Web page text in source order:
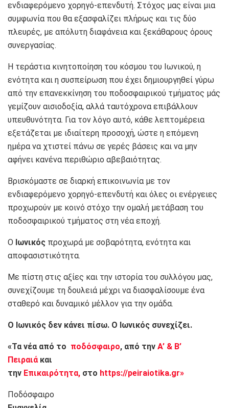
ενδιαφερόμενο χορηγό-επενδυτή. Στόχος μας είναι μια
συμφωνία που θα εξασφαλίζει πλήρως και τις δύο
πλευρές, με απόλυτη διαφάνεια και ξεκάθαρους όρους
συνεργασίας.
Η τεράστια κινητοποίηση του κόσμου του Ιωνικού, η
ενότητα και η συσπείρωση που έχει δημιουργηθεί γύρω
από την επανεκκίνηση του ποδοσφαιρικού τμήματος μάς
γεμίζουν αισιοδοξία, αλλά ταυτόχρονα επιβάλλουν
υπευθυνότητα. Για τον λόγο αυτό, κάθε λεπτομέρεια
εξετάζεται με ιδιαίτερη προσοχή, ώστε η επόμενη
ημέρα να χτιστεί πάνω σε γερές βάσεις και να μην
αφήνει κανένα περιθώριο αβεβαιότητας.
Βρισκόμαστε σε διαρκή επικοινωνία με τον
ενδιαφερόμενο χορηγό-επενδυτή και όλες οι ενέργειες
προχωρούν με κοινό στόχο την ομαλή μετάβαση του
ποδοσφαιρικού τμήματος στη νέα εποχή.
Ο Ιωνικός προχωρά με σοβαρότητα, ενότητα και
αποφασιστικότητα.
Με πίστη στις αξίες και την ιστορία του συλλόγου μας,
συνεχίζουμε τη δουλειά μέχρι να διασφαλίσουμε ένα
σταθερό και δυναμικό μέλλον για την ομάδα.
Ο Ιωνικός δεν κάνει πίσω. Ο Ιωνικός συνεχίζει.
«Τα νέα από το ποδόσφαιρο, από την Α’ & Β’
Πειραιάκαι
την Επικαιρότητα, στο https://peiraiotika.gr»
Ποδόσφαιρο